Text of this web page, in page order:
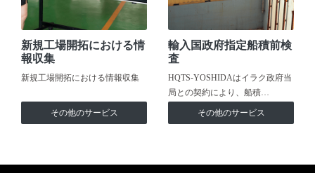
新規工場開拓における情
報収集
新規工場開拓における情報収集
その他のサービス
輸入国政府指定船積前検
査
HQTS-YOSHIDAはイラク政府当
局との契約により、船積…
その他のサービス